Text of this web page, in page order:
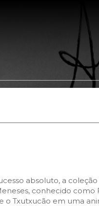
absoluto, a
conhecido
o Txutxucão em uma